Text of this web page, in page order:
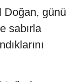
Doğan, günü
sabırla